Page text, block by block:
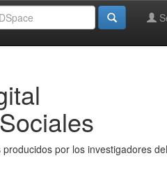
por los investigadores